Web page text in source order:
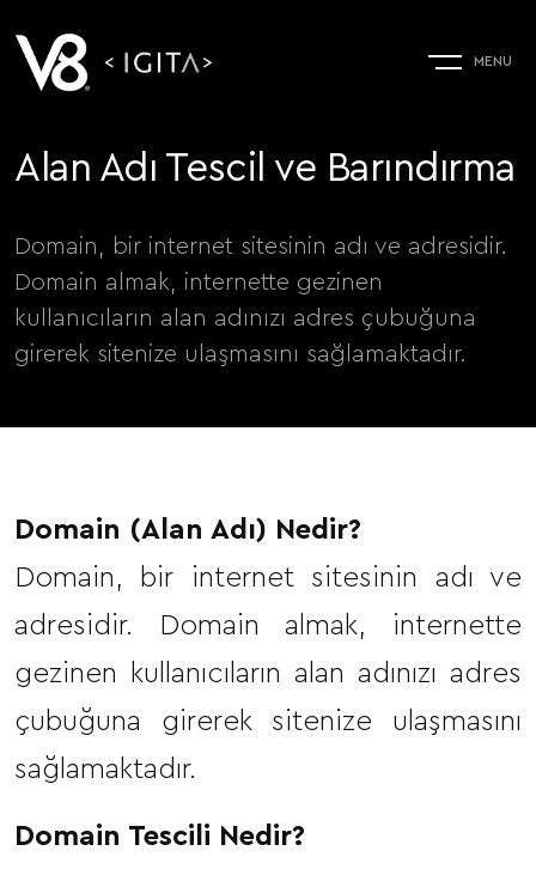
Alan Adı Tescil ve Barındırma
Domain, bir internet sitesinin adı ve adresidir.
Domain almak, internette gezinen
kullanıcıların alan adınızı adres çubuğuna
girerek sitenize ulaşmasını sağlamaktadır.
Domain (Alan Adı) Nedir?
Domain, bir internet sitesinin adı ve
adresidir. Domain almak, internette
gezinen kullanıcıların alan adınızı adres
çubuğuna girerek sitenize ulaşmasını
sağlamaktadır.
Domain Tescili Nedir?